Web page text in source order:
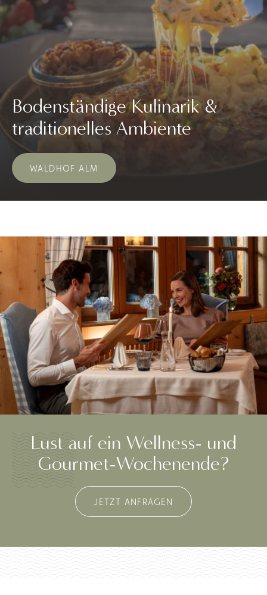
Bodenständige Kulinarik &
traditionelles Ambiente
WALDHOF ALM
Lust auf ein Wellness- und
Gourmet-Wochenende?
JETZT ANFRAGEN